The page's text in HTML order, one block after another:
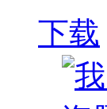
下载